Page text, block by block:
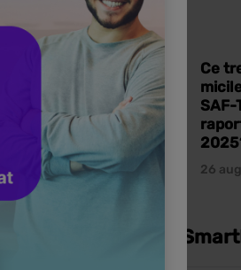
Ce
26
Urmareste